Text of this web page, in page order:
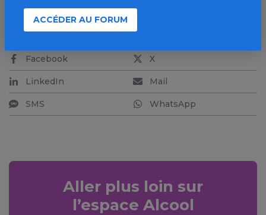
PARTAGER
Facebook X
LinkedIn Mail
SMS WhatsApp
Aller plus loin sur
l’espace Alcool
ACCÉDER AU FORUM